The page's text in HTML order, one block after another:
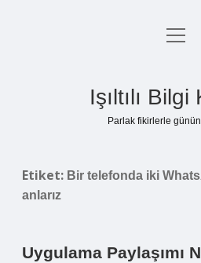
Anasayfa
Yasal Uyarı
Işıltılı
Parlak fikirlerle
Etiket: Bir telefonda iki
anlarız
Uygulama Paylaşımı